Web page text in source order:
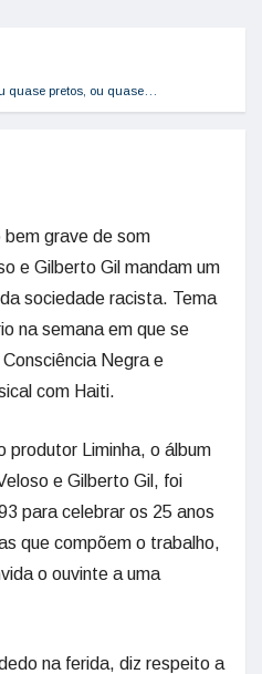
quase pretos, ou quase…
bem grave de som
e Gilberto Gil mandam um
sociedade racista. Tema
na semana em que se
Negra e
com Haiti.
produtor Liminha, o álbum
e Gilberto Gil, foi
para celebrar os 25 anos
que compõem o trabalho,
o ouvinte a uma
na ferida, diz respeito a